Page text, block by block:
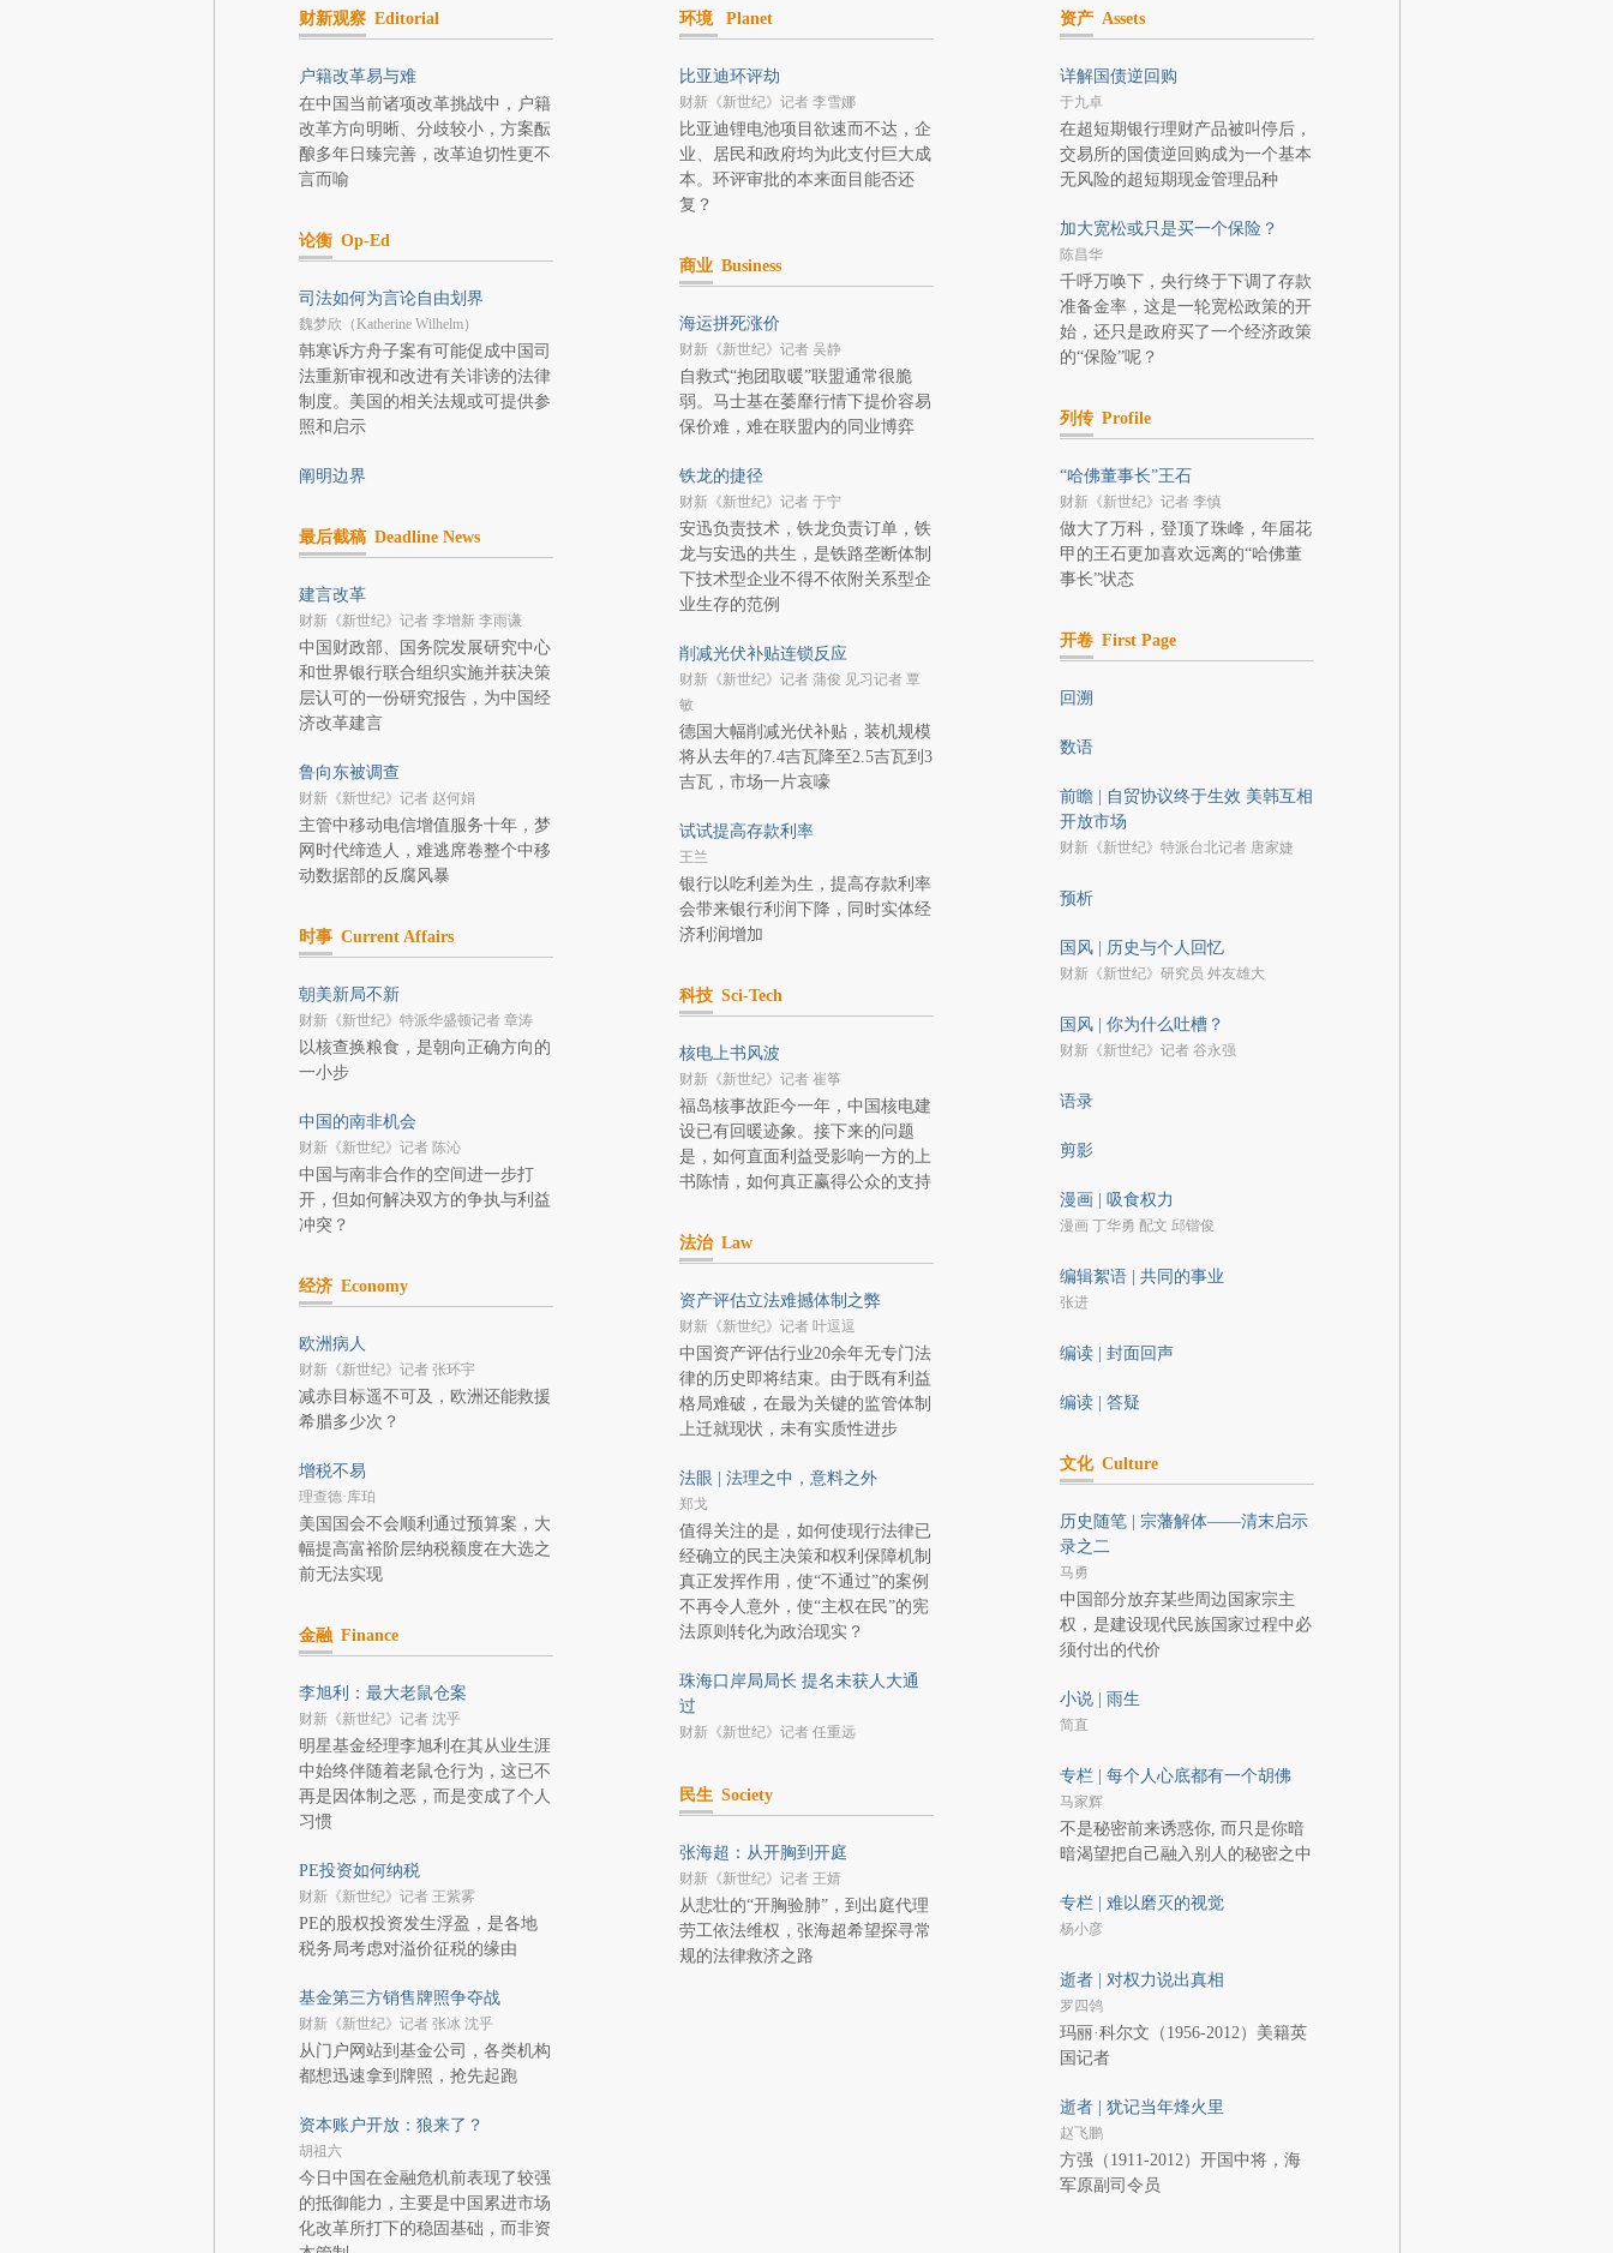
财新观察 Editorial
户籍改革易与难
在中国当前诸项改革挑战中，户籍
改革方向明晰、分歧较小，方案酝
酿多年日臻完善，改革迫切性更不
言而喻
论衡 Op-Ed
司法如何为言论自由划界
魏梦欣（Katherine Wilhelm）
韩寒诉方舟子案有可能促成中国司
法重新审视和改进有关诽谤的法律
制度。美国的相关法规或可提供参
照和启示
阐明边界
最后截稿 Deadline News
建言改革
财新《新世纪》记者 李增新 李雨谦
中国财政部、国务院发展研究中心
和世界银行联合组织实施并获决策
层认可的一份研究报告，为中国经
济改革建言
鲁向东被调查
财新《新世纪》记者 赵何娟
主管中移动电信增值服务十年，梦
网时代缔造人，难逃席卷整个中移
动数据部的反腐风暴
时事 Current Affairs
朝美新局不新
财新《新世纪》特派华盛顿记者 章涛
以核查换粮食，是朝向正确方向的
一小步
中国的南非机会
财新《新世纪》记者 陈沁
中国与南非合作的空间进一步打
开，但如何解决双方的争执与利益
冲突？
经济 Economy
欧洲病人
财新《新世纪》记者 张环宇
减赤目标遥不可及，欧洲还能救援
希腊多少次？
增税不易
理查德·库珀
美国国会不会顺利通过预算案，大
幅提高富裕阶层纳税额度在大选之
前无法实现
金融 Finance
李旭利：最大老鼠仓案
财新《新世纪》记者 沈乎
明星基金经理李旭利在其从业生涯
中始终伴随着老鼠仓行为，这已不
再是因体制之恶，而是变成了个人
习惯
PE投资如何纳税
财新《新世纪》记者 王紫雾
PE的股权投资发生浮盈，是各地
税务局考虑对溢价征税的缘由
基金第三方销售牌照争夺战
财新《新世纪》记者 张冰 沈乎
从门户网站到基金公司，各类机构
都想迅速拿到牌照，抢先起跑
资本账户开放：狼来了？
胡祖六
今日中国在金融危机前表现了较强
的抵御能力，主要是中国累进市场
化改革所打下的稳固基础，而非资
环境 Planet
比亚迪环评劫
财新《新世纪》记者 李雪娜
比亚迪锂电池项目欲速而不达，企
业、居民和政府均为此支付巨大成
本。环评审批的本来面目能否还
复？
商业 Business
海运拼死涨价
财新《新世纪》记者 吴静
自救式“抱团取暖”联盟通常很脆
弱。马士基在萎靡行情下提价容易
保价难，难在联盟内的同业博弈
铁龙的捷径
财新《新世纪》记者 于宁
安迅负责技术，铁龙负责订单，铁
龙与安迅的共生，是铁路垄断体制
下技术型企业不得不依附关系型企
业生存的范例
削减光伏补贴连锁反应
财新《新世纪》记者 蒲俊 见习记者 覃
敏
德国大幅削减光伏补贴，装机规模
将从去年的7.4吉瓦降至2.5吉瓦到3
吉瓦，市场一片哀嚎
试试提高存款利率
王兰
银行以吃利差为生，提高存款利率
会带来银行利润下降，同时实体经
济利润增加
科技 Sci-Tech
核电上书风波
财新《新世纪》记者 崔筝
福岛核事故距今一年，中国核电建
设已有回暖迹象。接下来的问题
是，如何直面利益受影响一方的上
书陈情，如何真正赢得公众的支持
法治 Law
资产评估立法难撼体制之弊
财新《新世纪》记者 叶逗逗
中国资产评估行业20余年无专门法
律的历史即将结束。由于既有利益
格局难破，在最为关键的监管体制
上迁就现状，未有实质性进步
法眼 | 法理之中，意料之外
郑戈
值得关注的是，如何使现行法律已
经确立的民主决策和权利保障机制
真正发挥作用，使“不通过”的案例
不再令人意外，使“主权在民”的宪
法原则转化为政治现实？
珠海口岸局局长 提名未获人大通
过
财新《新世纪》记者 任重远
民生 Society
张海超：从开胸到开庭
财新《新世纪》记者 王婧
从悲壮的“开胸验肺”，到出庭代理
劳工依法维权，张海超希望探寻常
规的法律救济之路
资产 Assets
详解国债逆回购
于九卓
在超短期银行理财产品被叫停后，
交易所的国债逆回购成为一个基本
无风险的超短期现金管理品种
加大宽松或只是买一个保险？
陈昌华
千呼万唤下，央行终于下调了存款
准备金率，这是一轮宽松政策的开
始，还只是政府买了一个经济政策
的“保险”呢？
列传 Profile
“哈佛董事长”王石
财新《新世纪》记者 李慎
做大了万科，登顶了珠峰，年届花
甲的王石更加喜欢远离的“哈佛董
事长”状态
开卷 First Page
回溯
数语
前瞻 | 自贸协议终于生效 美韩互相
开放市场
财新《新世纪》特派台北记者 唐家婕
预析
国风 | 历史与个人回忆
财新《新世纪》研究员 舛友雄大
国风 | 你为什么吐槽？
财新《新世纪》记者 谷永强
语录
剪影
漫画 | 吸食权力
漫画 丁华勇 配文 邱锴俊
编辑絮语 | 共同的事业
张进
编读 | 封面回声
编读 | 答疑
文化 Culture
历史随笔 | 宗藩解体——清末启示
录之二
马勇
中国部分放弃某些周边国家宗主
权，是建设现代民族国家过程中必
须付出的代价
小说 | 雨生
简直
专栏 | 每个人心底都有一个胡佛
马家辉
不是秘密前来诱惑你, 而只是你暗
暗渴望把自己融入别人的秘密之中
专栏 | 难以磨灭的视觉
杨小彦
逝者 | 对权力说出真相
罗四鸰
玛丽·科尔文（1956-2012）美籍英
国记者
逝者 | 犹记当年烽火里
赵飞鹏
方强（1911-2012）开国中将，海
军原副司令员